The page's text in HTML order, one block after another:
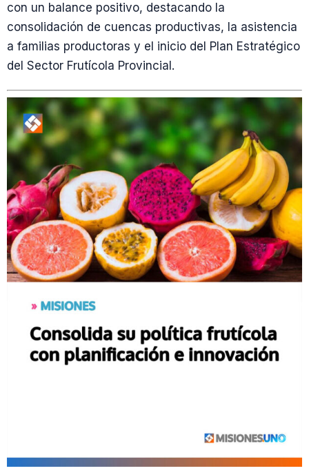
con un balance positivo, destacando la
consolidación de cuencas productivas, la asistencia
a familias productoras y el inicio del Plan Estratégico
del Sector Frutícola Provincial.